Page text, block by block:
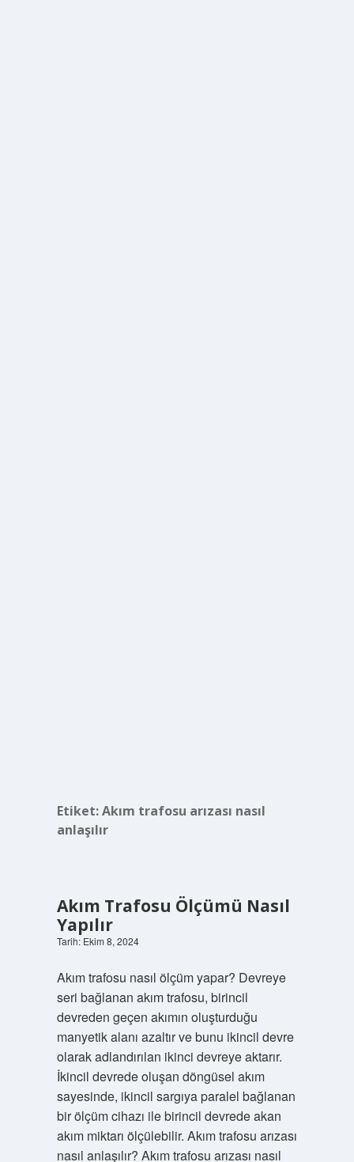
Etiket:Akım trafosu arızası nasıl
anlaşılır
Akım Trafosu Ölçümü Nasıl
Yapılır
Tarih: Ekim 8, 2024
Akım trafosu nasıl ölçüm yapar? Devreye
seri bağlanan akım trafosu, birincil
devreden geçen akımın oluşturduğu
manyetik alanı azaltır ve bunu ikincil devre
olarak adlandırılan ikinci devreye aktarır.
İkincil devrede oluşan döngüsel akım
sayesinde, ikincil sargıya paralel bağlanan
bir ölçüm cihazı ile birincil devrede akan
akım miktarı ölçülebilir. Akım trafosu arızası
nasıl anlaşılır? Akım trafosu arızası nasıl